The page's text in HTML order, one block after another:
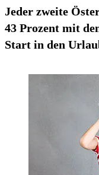
Jeder zweite
43 Prozent mit
Start in den